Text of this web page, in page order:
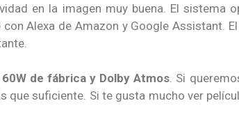
en la imagen muy buena. El sistema
Alexa de Amazon y Google Assistant.
60W de fábrica y Dolby Atmos. Si
que suficiente. Si te gusta mucho ver